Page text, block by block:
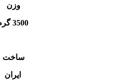
وزن
3500 گرم
ساخت
ایران